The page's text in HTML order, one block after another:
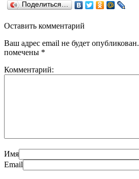
Поделиться…
Оставить комментарий
Ваш адрес email не будет опубликован.
помечены *
Комментарий:
Имя
Email